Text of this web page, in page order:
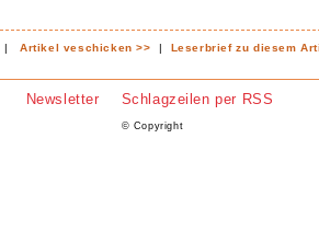
|Artikel veschicken >> | Leserbrief zu diesem
Newsletter Schlagzeilen per RSS
© Copyright